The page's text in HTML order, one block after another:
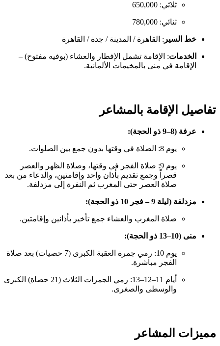
ثلاثي: 650,000
ثنائي: 780,000
خط السير : القاهرة / المدينة / جدة / القاهرة
الخدمات: الإقامة تشمل الإفطار والعشاء (بوفيه مفتوح) –
الإقامة في منى بالمخيمات الألمانية.
تفاصيل الإقامة بالمشاعر
عرفة (8–9 ذو الحجة):
يوم 8: الصلاة في وقتها بدون جمع بين الصلوات.
يوم 9: صلاة الفجر في وقتها، وصلاة الظهر والعصر
قصراً وجمع تقديم بأذان واحد وإقامتين، والدعاء من بعد
صلاة العصر حتى المغرب ثم النفرة إلى مزدلفة.
مزدلفة (ليلة 9 – فجر 10 ذو الحجة):
صلاة المغرب والعشاء جمع تأخير بأذانين وإقامتين.
منى (10–13 ذو الحجة):
يوم 10: رمي جمرة العقبة الكبرى (7 حصيات) بعد صلاة
الفجر مباشرة.
أيام 11–12–13: رمي الجمرات الثلاث (21 حصاة) الكبرى
والوسطى والصغرى.
مميزات المشاعر